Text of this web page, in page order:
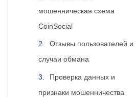
мошенническая схема
CoinSocial
Отзывы пользователей и
случаи обмана
Проверка данных и
признаки мошенничества